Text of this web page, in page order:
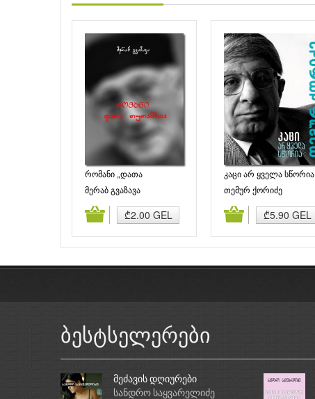
რომანი „დათა
თუთაშხია“
მერაბ გვაზავა
₾2.00 GEL
კაცი არ ყველა სწორია
თემურ ქორიძე
₾5.90 GEL
კალათაში დამატება კალათაში დამატება
ბესტსელერები
მეძავის დღიურები
სანდრო საყვარელიძე